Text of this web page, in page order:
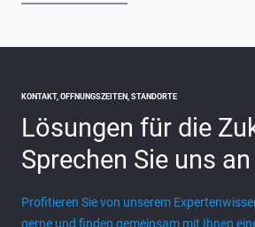
KONTAKT, ÖFFNUNGSZEITEN, STANDORTE
Lösungen für die
Sprechen Sie uns an
Profitieren Sie von unserem
gerne und finden gemeinsam mit Ihnen